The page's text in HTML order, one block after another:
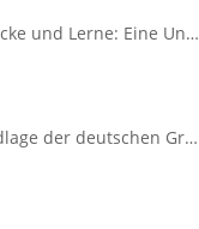
Entdecke und Lerne: Eine Unvergessliche Sprachreise nach Spanien
Grundlage der deutschen Grammatik